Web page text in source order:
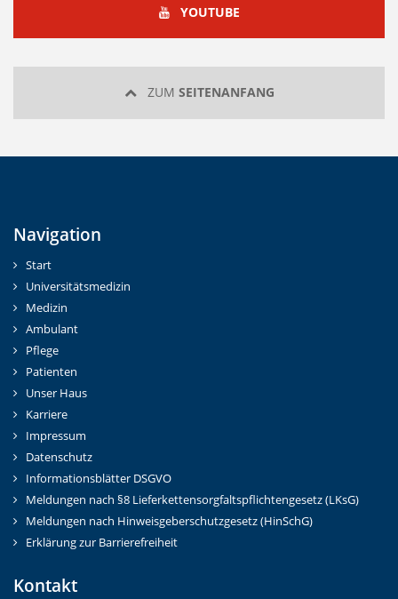
YOUTUBEYOUTUBE
ZUM SEITENANFANG
Navigation
Start
Universitätsmedizin
Medizin
Ambulant
Pflege
Patienten
Unser Haus
Karriere
Impressum
Datenschutz
Informationsblätter DSGVO
Meldungen nach §8 Lieferkettensorgfaltspflichtengesetz (LKsG)
Meldungen nach Hinweisgeberschutzgesetz (HinSchG)
Erklärung zur Barrierefreiheit
Kontakt